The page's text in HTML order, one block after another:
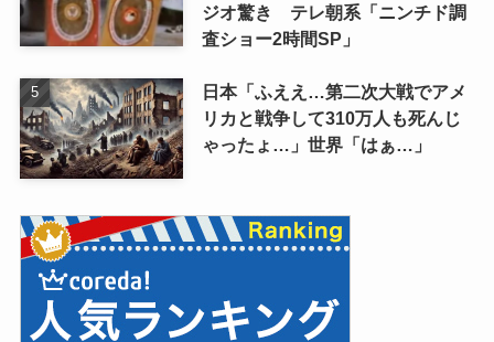
ジオ驚き テレ朝系「ニンチド調
査ショー2時間SP」
日本「ふええ…第二次大戦でアメ
リカと戦争して310万人も死んじ
ゃったょ…」世界「はぁ…」